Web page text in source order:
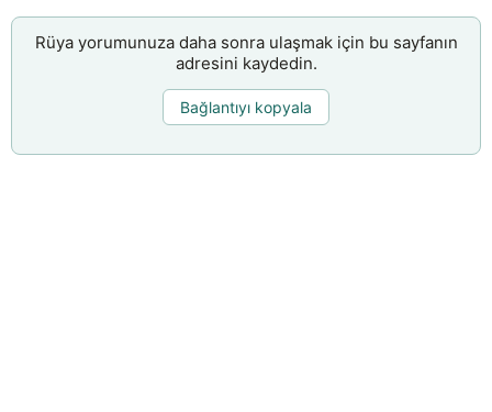
Rüya yorumunuza daha sonra ulaşmak için bu sayfanın
adresini kaydedin.
Bağlantıyı kopyala